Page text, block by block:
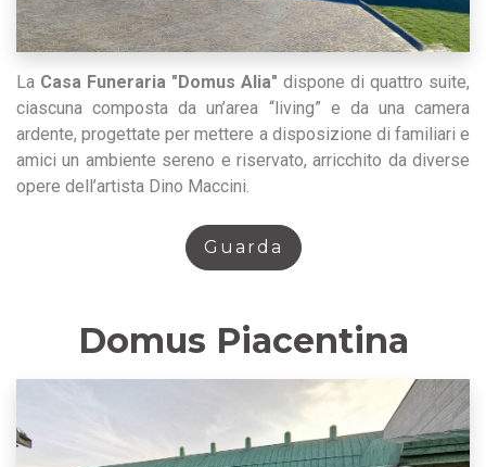
La Casa Funeraria "Domus Alia" dispone di quattro suite,
ciascuna composta da un’area “living” e da una camera
ardente, progettate per mettere a disposizione di familiari e
amici un ambiente sereno e riservato, arricchito da diverse
opere dell’artista Dino Maccini.
Guarda
Domus Piacentina